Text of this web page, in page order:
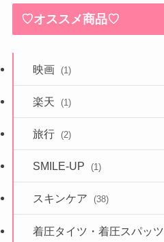
♡オススメ商品♡
映画 (1)
楽天 (1)
旅行 (2)
SMILE-UP (1)
スキンケア (38)
着圧タイツ・着圧スパッツ